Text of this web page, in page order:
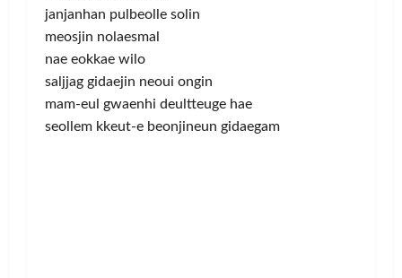
janjanhan pulbeolle solin
meosjin nolaesmal
nae eokkae wilo
saljjag gidaejin neoui ongin
mam-eul gwaenhi deultteuge hae
seollem kkeut-e beonjineun gidaegam